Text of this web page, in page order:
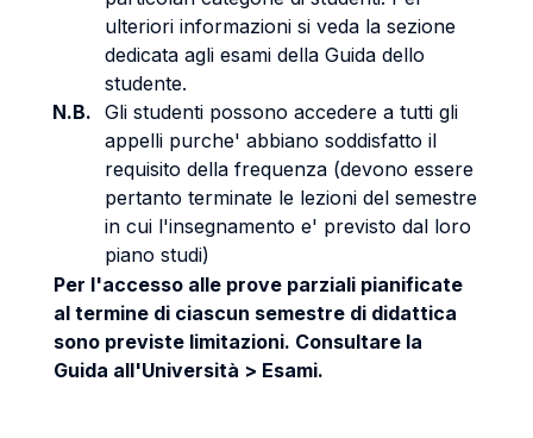
ulteriori informazioni si veda la sezione
dedicata agli esami della Guida dello
studente.
N.B. Gli studenti possono accedere a tutti gli
appelli purche' abbiano soddisfatto il
requisito della frequenza (devono essere
pertanto terminate le lezioni del semestre
in cui l'insegnamento e' previsto dal loro
piano studi)
Per l'accesso alle prove parziali pianificate
al termine di ciascun semestre di didattica
sono previste limitazioni. Consultare la
Guida all'Università > Esami.